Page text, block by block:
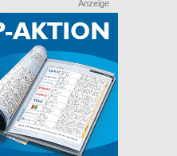
Anzeige